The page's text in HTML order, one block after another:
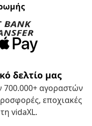
δελτίο μας
700.000+ αγοραστών
εποχιακές
vidaXL.